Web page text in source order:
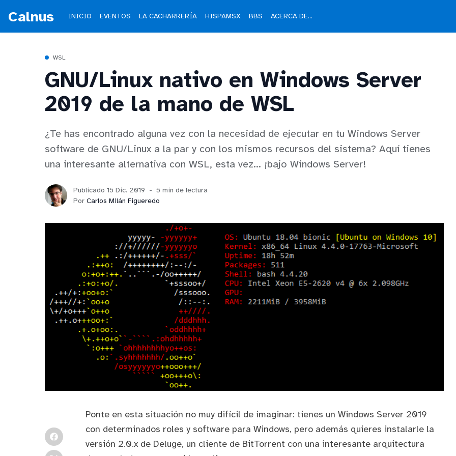
Calnus INICIO EVENTOS LA CACHARRERÍA HISPAMSX BBS ACERCA DE...
WSL
GNU/Linux nativo en Windows Server
2019 de la mano de WSL
¿Te has encontrado alguna vez con la necesidad de ejecutar en tu Windows Server
software de GNU/Linux a la par y con los mismos recursos del sistema? Aquí tienes
una interesante alternativa con WSL, esta vez... ¡bajo Windows Server!
Publicado 15 Dic. 2019
5 min de lectura
Por Carlos Milán Figueredo
Ponte en esta situación no muy difícil de imaginar: tienes un Windows Server 2019
con determinados roles y software para Windows, pero además quieres instalarle la
versión 2.0.x de Deluge, un cliente de BitTorrent con una interesante arquitectura